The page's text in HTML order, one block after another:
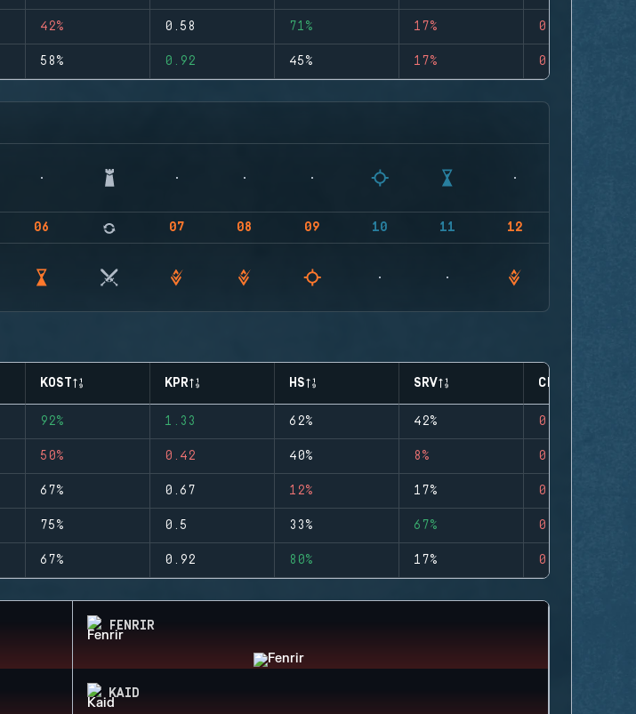
42% 0.58 71% 17% 0
58% 0.92 45% 17% 0
06 07 08 09 10 11 12
KOST KPR HS SRV CLUTCHES
92% 1.33 62% 42% 0
50% 0.42 40% 8% 0
67% 0.67 12% 17% 0
75% 0.5 33% 67% 0
67% 0.92 80% 17% 0
FENRIR
KAID